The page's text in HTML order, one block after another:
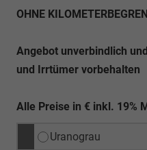
OHNE
Angebot unverbindlich
und Irrtümer vorbehalten
Alle Preise in € inkl. 19%
Uranograu